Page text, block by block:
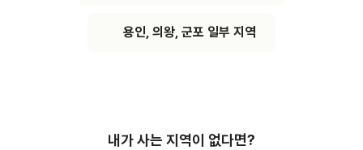
용인, 의왕, 군포 일부 지역
내가 사는 지역이 없다면?